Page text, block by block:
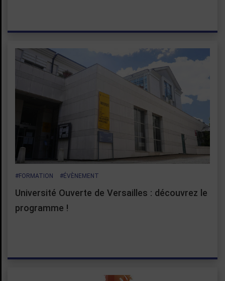
#FORMATION #ÉVÈNEMENT
Université Ouverte de Versailles : découvrez le
programme !